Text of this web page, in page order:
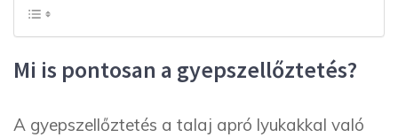
Mi is pontosan a gyepszellőztetés?
A gyepszellőztetés a talaj apró lyukakkal való